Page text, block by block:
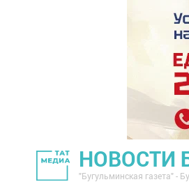
НОВОСТИ
"Бугульминская газета" -